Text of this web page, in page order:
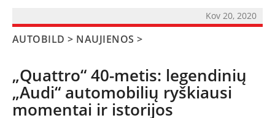
Kov 20, 2020
AUTOBILD > NAUJIENOS >
„Quattro“ 40-metis: legendinių
„Audi“ automobilių ryškiausi
momentai ir istorijos